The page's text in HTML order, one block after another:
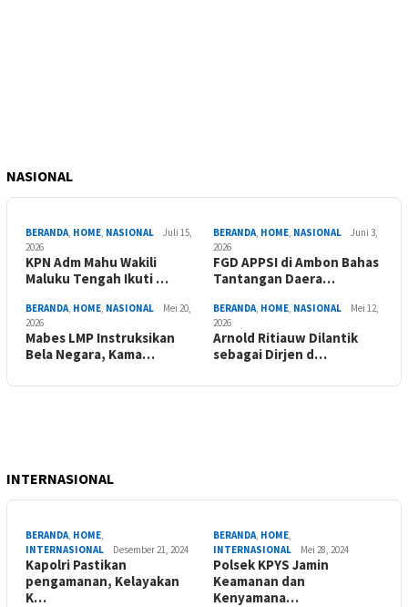
NASIONAL
BERANDA, HOME, NASIONAL
Juli 15,
2026
KPN Adm Mahu Wakili
Maluku Tengah Ikuti …
BERANDA, HOME, NASIONAL
Juni 3,
2026
FGD APPSI di Ambon Bahas
Tantangan Daera…
BERANDA, HOME, NASIONAL
Mei 20,
2026
Mabes LMP Instruksikan
Bela Negara, Kama…
BERANDA, HOME, NASIONAL
Mei 12,
2026
Arnold Ritiauw Dilantik
sebagai Dirjen d…
INTERNASIONAL
BERANDA, HOME,
INTERNASIONAL
Desember 21, 2024
Kapolri Pastikan
pengamanan, Kelayakan
K…
BERANDA, HOME,
INTERNASIONAL
Mei 28, 2024
Polsek KPYS Jamin
Keamanan dan
Kenyamana…